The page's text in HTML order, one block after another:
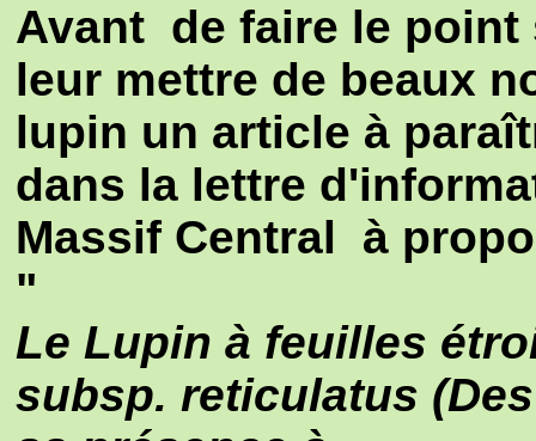
Avant de faire le point
leur mettre de beaux
lupin un article à
dans la lettre
Massif Central à
"
Le Lupin à feuilles
subsp. reticulatus